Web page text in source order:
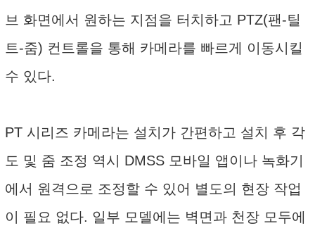
브 화면에서 원하는 지점을 터치하고 PTZ(팬-틸
트-줌) 컨트롤을 통해 카메라를 빠르게 이동시킬
수 있다.
PT 시리즈 카메라는 설치가 간편하고 설치 후 각
도 및 줌 조정 역시 DMSS 모바일 앱이나 녹화기
에서 원격으로 조정할 수 있어 별도의 현장 작업
이 필요 없다. 일부 모델에는 벽면과 천장 모두에